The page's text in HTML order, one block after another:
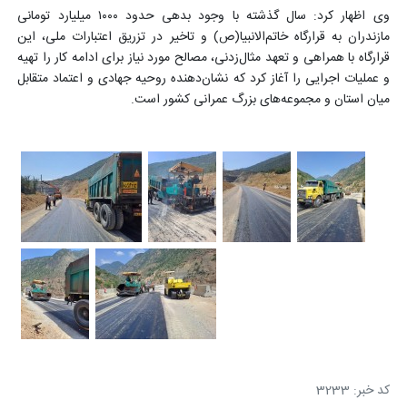
وی اظهار کرد: سال گذشته با وجود بدهی حدود ۱۰۰۰ میلیارد تومانی
مازندران به قرارگاه خاتم‌الانبیا(ص) و تاخیر در تزریق اعتبارات ملی، این
قرارگاه با همراهی و تعهد مثال‌زدنی، مصالح مورد نیاز برای ادامه کار را تهیه
و عملیات اجرایی را آغاز کرد که نشان‌دهنده روحیه جهادی و اعتماد متقابل
میان استان و مجموعه‌های بزرگ عمرانی کشور است.
کد خبر: 3233